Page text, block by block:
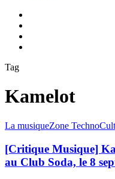
Tag
Kamelot
[Critique
Kamelot
avec
Delain
La musiqueZone
[Critique Musique]
au Club Soda, le 8